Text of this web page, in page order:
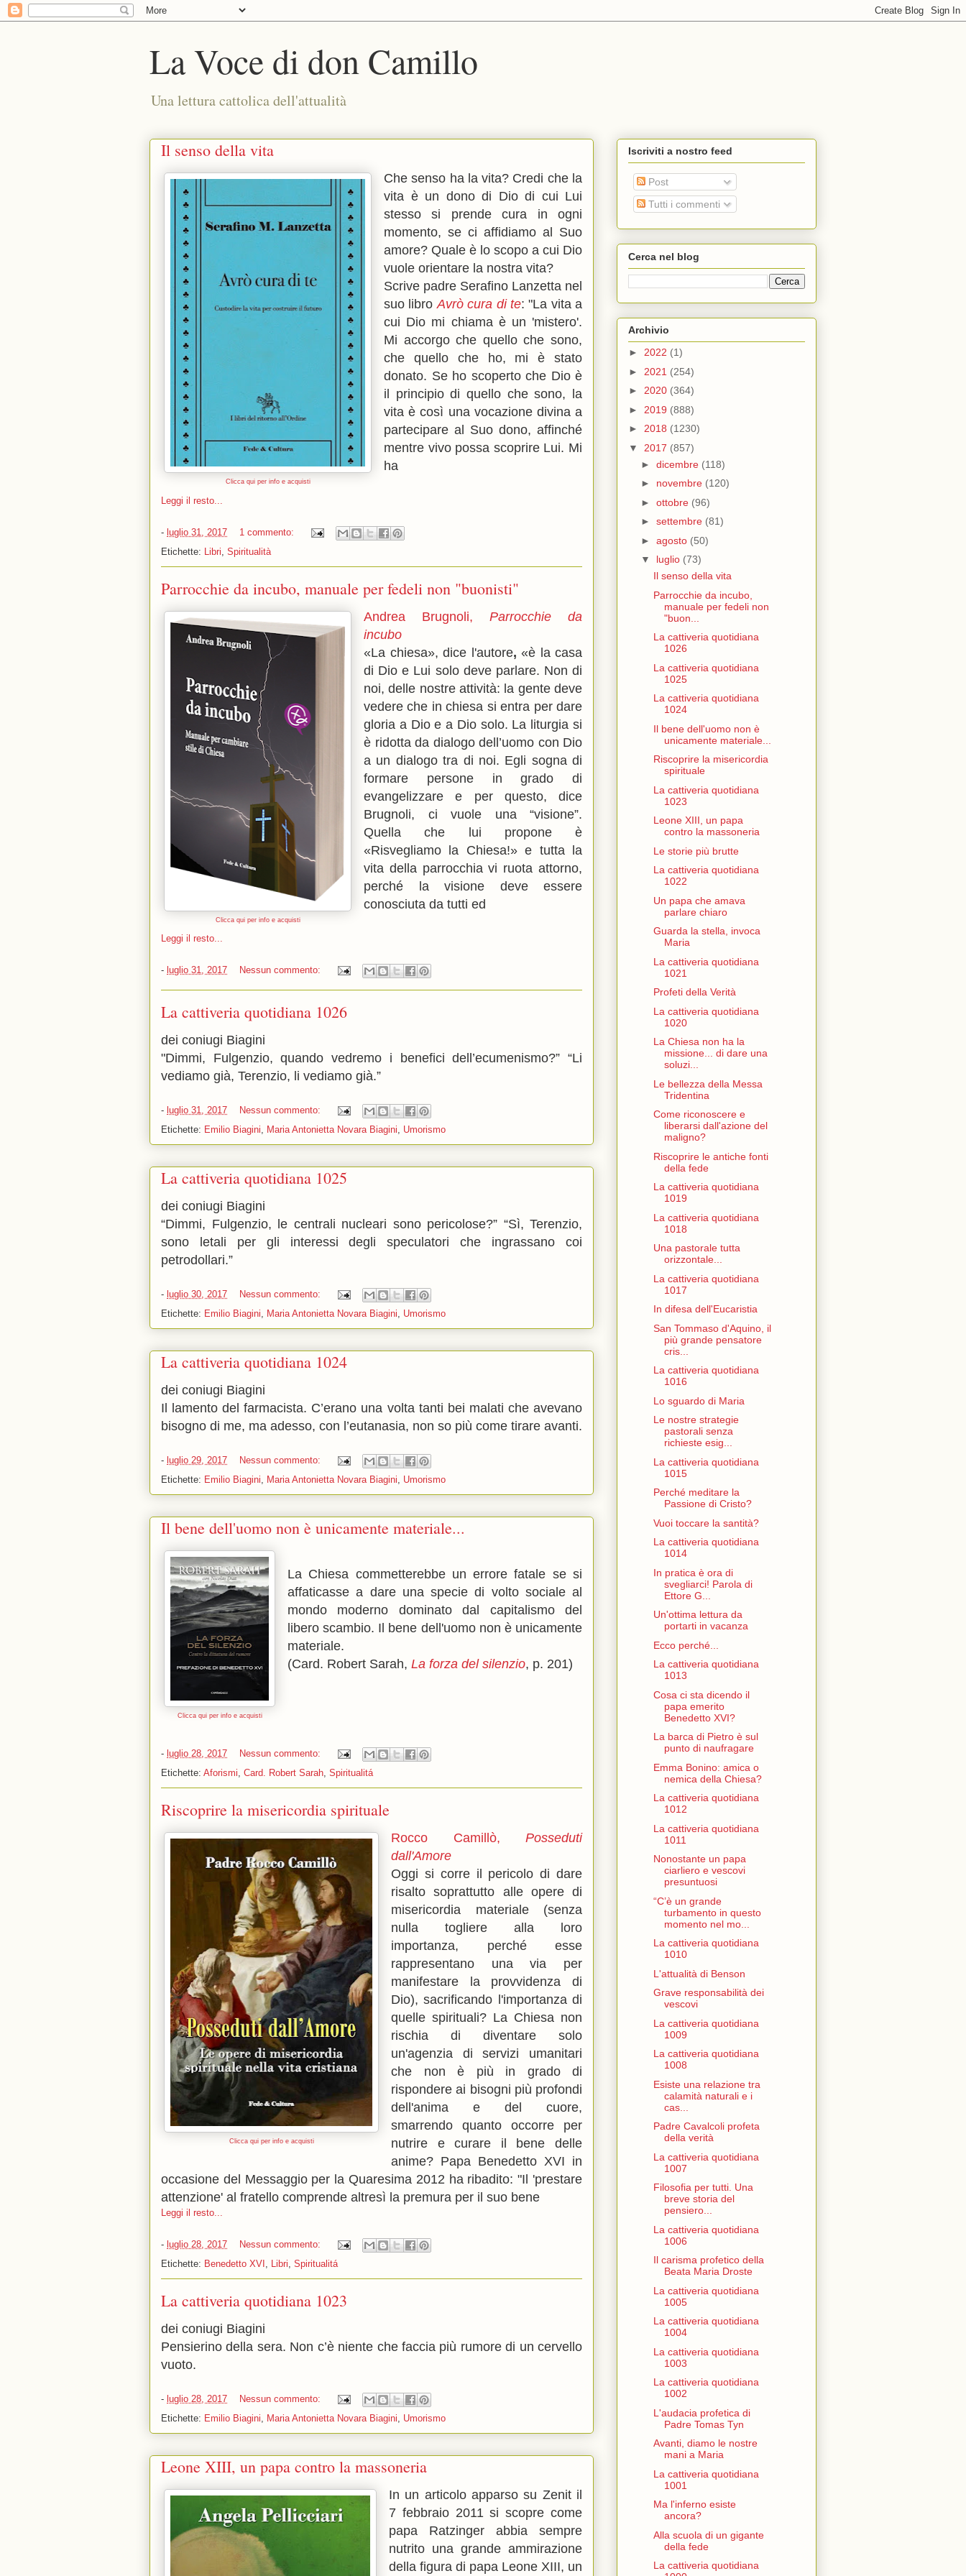
La Voce di don Camillo
Una lettura cattolica dell'attualità
Il senso della vita
Clicca qui per info e acquisti
Che senso ha la vita? Credi che la
vita è un dono di Dio di cui Lui
stesso si prende cura in ogni
momento, se ci affidiamo al Suo
amore? Quale è lo scopo a cui Dio
vuole orientare la nostra vita?
Scrive padre Serafino Lanzetta nel
suo libroAvrò cura di te: "La vita a
cui Dio mi chiama è un 'mistero'.
Mi accorgo che quello che sono,
che quello che ho, mi è stato
donato. Se ho scoperto che Dio è
il principio di quello che sono, la
vita è così una vocazione divina a
partecipare al Suo dono, affinché
mentre vivo possa scoprire Lui. Mi
ha
Leggi il resto...
- luglio 31, 2017
1 commento:
Etichette: Libri Spiritualità
Parrocchie da incubo, manuale per fedeli non "buonisti"
Clicca qui per info e acquisti
Andrea Brugnoli, Parrocchie da
incubo
«La chiesa», dice l'autore, «è la casa
di Dio e Lui solo deve parlare. Non di
noi, delle nostre attività: la gente deve
vedere che in chiesa si entra per dare
gloria a Dio e a Dio solo. La liturgia si
è ridotta da dialogo dell’uomo con Dio
a un dialogo tra di noi. Egli sogna di
formare persone in grado di
evangelizzare e per questo, dice
Brugnoli, ci vuole una “visione”.
Quella che lui propone è
«Risvegliamo la Chiesa!» e tutta la
vita della parrocchia vi ruota attorno,
perché la visione deve essere
conosciuta da tutti ed
Leggi il resto...
- luglio 31, 2017 Nessun commento:
La cattiveria quotidiana 1026
dei coniugi Biagini
"Dimmi, Fulgenzio, quando vedremo i benefici dell’ecumenismo?” “Li
vediamo già, Terenzio, li vediamo già.”
- luglio 31, 2017
Nessun commento:
Etichette: Emilio Biagini, Maria Antonietta Novara Biagini, Umorismo
La cattiveria quotidiana 1025
dei coniugi Biagini
“Dimmi, Fulgenzio, le centrali nucleari sono pericolose?” “Sì, Terenzio,
sono letali per gli interessi degli speculatori che ingrassano coi
petrodollari.”
- luglio 30, 2017
Nessun commento:
Etichette: Emilio Biagini, Maria Antonietta Novara Biagini, Umorismo
La cattiveria quotidiana 1024
dei coniugi Biagini
Il lamento del farmacista. C’erano una volta tanti bei malati che avevano
bisogno di me, ma adesso, con l’eutanasia, non so più come tirare avanti.
- luglio 29, 2017
Nessun commento:
Etichette: Emilio Biagini, Maria Antonietta Novara Biagini, Umorismo
Il bene dell'uomo non è unicamente materiale...
Clicca qui per info e acquisti
La Chiesa commetterebbe un errore fatale se si
affaticasse a dare una specie di volto sociale al
mondo moderno dominato dal capitalismo del
libero scambio. Il bene dell'uomo non è unicamente
materiale.
(Card. Robert Sarah, La forza del silenzio, p. 201)
- luglio 28, 2017
Nessun commento:
Etichette: Aforismi Card. Robert Sarah Spiritualitá
Riscoprire la misericordia spirituale
Clicca qui per info e acquisti
Rocco Camillò, Posseduti
dall'Amore
Oggi si corre il pericolo di dare
risalto soprattutto alle opere di
misericordia materiale (senza
nulla togliere alla loro
importanza, perché esse
rappresentano una via per
manifestare la provvidenza di
Dio), sacrificando l'importanza di
quelle spirituali? La Chiesa non
rischia di diventare solo
un'agenzia di servizi umanitari
che non è più in grado di
rispondere ai bisogni più profondi
dell'anima e del cuore,
smarrendo quanto occorre per
nutrire e curare il bene delle
anime? Papa Benedetto XVI in
occasione del Messaggio per la Quaresima 2012 ha ribadito: "Il 'prestare
attenzione' al fratello comprende altresì la premura per il suo bene
Leggi il resto...
- luglio 28, 2017
Nessun commento:
Etichette: Benedetto XVI Libri Spiritualitá
La cattiveria quotidiana 1023
dei coniugi Biagini
Pensierino della sera. Non c’è niente che faccia più rumore di un cervello
vuoto.
- luglio 28, 2017
Nessun commento:
Etichette: Emilio Biagini Maria Antonietta Novara Biagini Umorismo
Leone XIII, un papa contro la massoneria
In un articolo apparso su Zenit il
7 febbraio 2011 si scopre come
papa Ratzinger abbia sempre
nutrito una grande ammirazione
della figura di papa Leone XIII, un
Iscriviti a nostro feed
Post
Tutti i commenti
Cerca nel blog
Archivio
► 2022 (1)
► 2021 (254)
► 2020 (364)
► 2019 (888)
► 2018 (1230)
▼ 2017 (857)
► dicembre (118)
► novembre (120)
► ottobre (96)
► settembre (81)
► agosto (50)
▼ luglio (73)
Il senso della vita
Parrocchie da incubo,
manuale per fedeli non
"buon...
La cattiveria quotidiana
1026
La cattiveria quotidiana
1025
La cattiveria quotidiana
1024
Il bene dell'uomo non è
unicamente materiale...
Riscoprire la misericordia
spirituale
La cattiveria quotidiana
1023
Leone XIII, un papa
contro la massoneria
Le storie più brutte
La cattiveria quotidiana
1022
Un papa che amava
parlare chiaro
Guarda la stella, invoca
Maria
La cattiveria quotidiana
1021
Profeti della Verità
La cattiveria quotidiana
1020
La Chiesa non ha la
missione... di dare una
soluzi...
Le bellezza della Messa
Tridentina
Come riconoscere e
liberarsi dall'azione del
maligno?
Riscoprire le antiche fonti
della fede
La cattiveria quotidiana
1019
La cattiveria quotidiana
1018
Una pastorale tutta
orizzontale...
La cattiveria quotidiana
1017
In difesa dell'Eucaristia
San Tommaso d'Aquino, il
più grande pensatore
cris...
La cattiveria quotidiana
1016
Lo sguardo di Maria
Le nostre strategie
pastorali senza
richieste esig...
La cattiveria quotidiana
1015
Perché meditare la
Passione di Cristo?
Vuoi toccare la santità?
La cattiveria quotidiana
1014
In pratica è ora di
svegliarci! Parola di
Ettore G...
Un'ottima lettura da
portarti in vacanza
Ecco perché...
La cattiveria quotidiana
1013
Cosa ci sta dicendo il
papa emerito
Benedetto XVI?
La barca di Pietro è sul
punto di naufragare
Emma Bonino: amica o
nemica della Chiesa?
La cattiveria quotidiana
1012
La cattiveria quotidiana
1011
Nonostante un papa
ciarliero e vescovi
presuntuosi
“C’è un grande
turbamento in questo
momento nel mo...
La cattiveria quotidiana
1010
L'attualità di Benson
Grave responsabilità dei
vescovi
La cattiveria quotidiana
1009
La cattiveria quotidiana
1008
Esiste una relazione tra
calamità naturali e i
cas...
Padre Cavalcoli profeta
della verità
La cattiveria quotidiana
1007
Filosofia per tutti. Una
breve storia del
pensiero...
La cattiveria quotidiana
1006
Il carisma profetico della
Beata Maria Droste
La cattiveria quotidiana
1005
La cattiveria quotidiana
1004
La cattiveria quotidiana
1003
La cattiveria quotidiana
1002
L'audacia profetica di
Padre Tomas Tyn
Avanti, diamo le nostre
mani a Maria
La cattiveria quotidiana
1001
Ma l'inferno esiste
ancora?
Alla scuola di un gigante
della fede
La cattiveria quotidiana